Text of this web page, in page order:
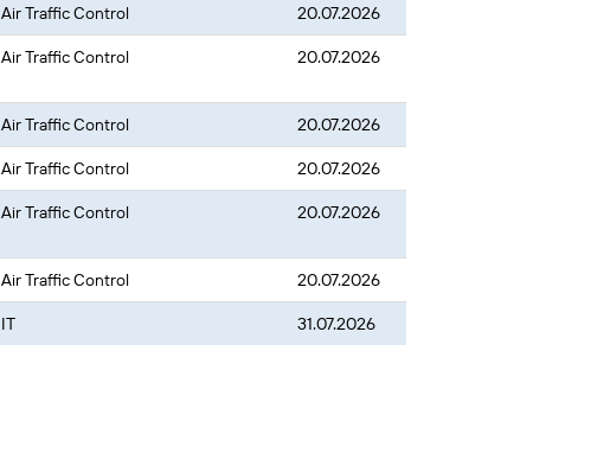
Air Traffic Control 20.07.2026
Air Traffic Control 20.07.2026
Air Traffic Control 20.07.2026
Air Traffic Control 20.07.2026
Air Traffic Control 20.07.2026
Air Traffic Control 20.07.2026
IT 31.07.2026